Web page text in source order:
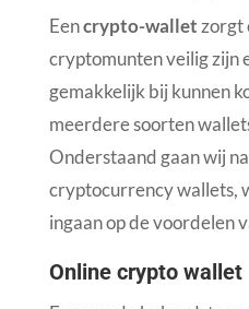
Eencrypto-wallet zorgt
cryptomunten veilig zijn
gemakkelijk bij kunnen
meerdere soorten
Onderstaand gaan wij
cryptocurrency wallets,
ingaan op de voordelen
Online crypto wallet